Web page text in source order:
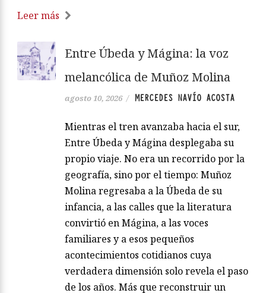
Leer más
Entre Úbeda y Mágina: la voz
melancólica de Muñoz Molina
agosto 10, 2026 / MERCEDES NAVÍO ACOSTA
Mientras el tren avanzaba hacia el sur,
Entre Úbeda y Mágina desplegaba su
propio viaje. No era un recorrido por la
geografía, sino por el tiempo: Muñoz
Molina regresaba a la Úbeda de su
infancia, a las calles que la literatura
convirtió en Mágina, a las voces
familiares y a esos pequeños
acontecimientos cotidianos cuya
verdadera dimensión solo revela el paso
de los años. Más que reconstruir un